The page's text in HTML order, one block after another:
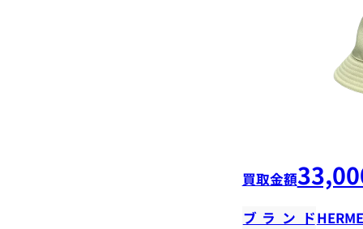
買取金額
ブランド